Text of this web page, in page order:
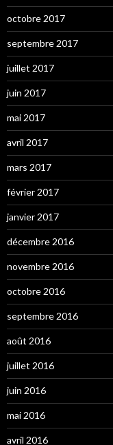
octobre 2017
septembre 2017
juillet 2017
juin 2017
mai 2017
avril 2017
mars 2017
février 2017
janvier 2017
décembre 2016
novembre 2016
octobre 2016
septembre 2016
août 2016
juillet 2016
juin 2016
mai 2016
avril 2016